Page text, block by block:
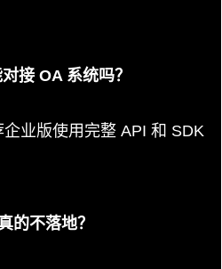
接 OA 系统吗？
业版使用完整 API 和 SDK
的不落地？